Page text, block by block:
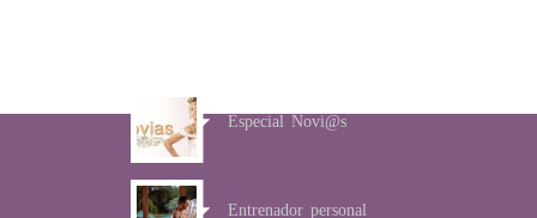
Especial Novi@s
Entrenador personal